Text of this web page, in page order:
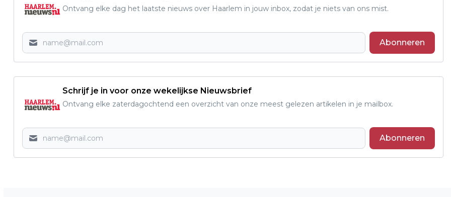
Ontvang elke dag het laatste nieuws over Haarlem in jouw inbox, zodat je niets van ons mist.
Abonneren
Schrijf je in voor onze wekelijkse Nieuwsbrief
Ontvang elke zaterdagochtend een overzicht van onze meest gelezen artikelen in je mailbox.
Abonneren